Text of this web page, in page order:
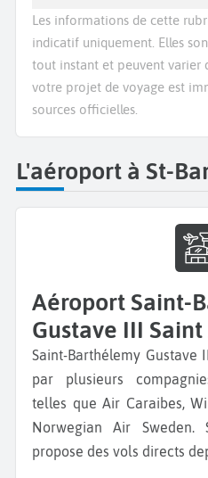
Les informations de cette
indicatif uniquement. Elles
tout instant et peuvent varier
votre projet de voyage est
sources officielles.
L'aéroport à St-
Aéroport Saint-
Gustave III Saint
Saint-Barthélemy Gustave
par plusieurs
telles que Air Caraibes,
Norwegian Air Sweden.
propose des vols directs